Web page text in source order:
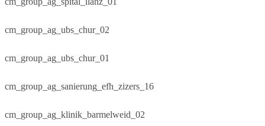
cm_group_ag_ubs_chur_02
cm_group_ag_ubs_chur_01
cm_group_ag_sanierung_efh_zizers_16
cm_group_ag_klinik_barmelweid_02